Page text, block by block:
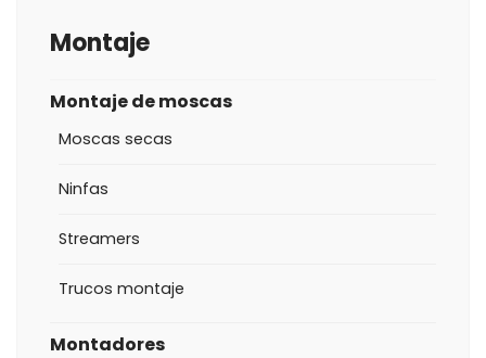
Montaje
Montaje de moscas
Moscas secas
Ninfas
Streamers
Trucos montaje
Montadores